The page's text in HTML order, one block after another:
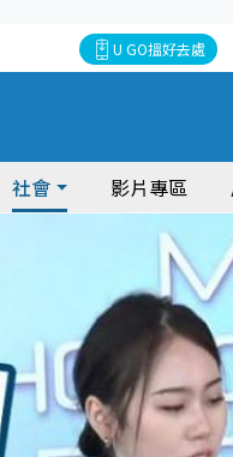
U GO搵好去處
社會 影片專區